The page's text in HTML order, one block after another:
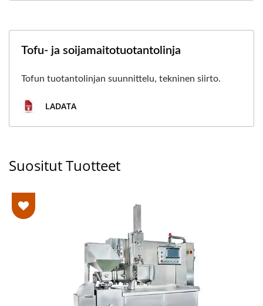
Tofu- ja soijamaitotuotantolinja
Tofun tuotantolinjan suunnittelu, tekninen siirto.
LADATA
Suositut Tuotteet